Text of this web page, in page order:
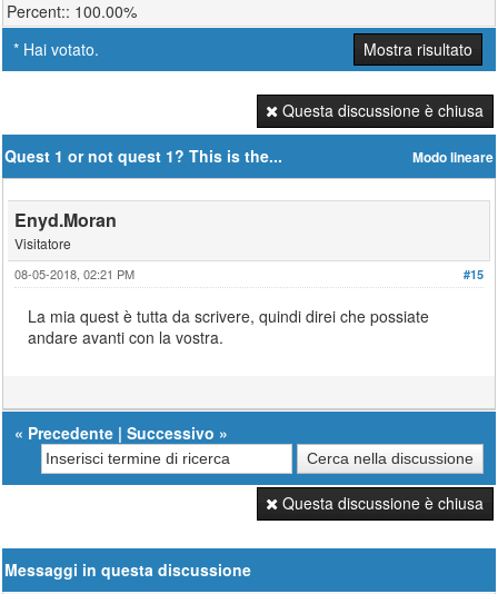
100.00%
* Hai votato.
Mostra risultato
Questa discussione è chiusa
Modo lineare
Quest 1 or not quest 1? This is the...
Enyd.Moran
Visitatore
#15
08-05-2018, 02:21 PM
La mia quest è tutta da scrivere, quindi direi che possiate
andare avanti con la vostra.
« Precedente |Successivo »
Questa discussione è chiusa
Messaggi in questa discussione